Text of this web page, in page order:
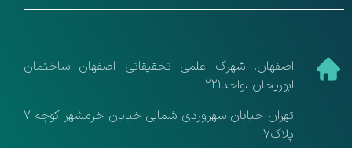
تهران خیابان سهروردی شمالی خیابان خرمشهر کوچه 7
پلاک7
​اصفهان، شهرک علمی تحقیقاتی اصفهان ساختمان
ابوریحان ،واحد221